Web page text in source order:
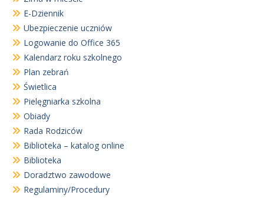
E-Dziennik
Ubezpieczenie uczniów
Logowanie do Office 365
Kalendarz roku szkolnego
Plan zebrań
Świetlica
Pielęgniarka szkolna
Obiady
Rada Rodziców
Biblioteka – katalog online
Biblioteka
Doradztwo zawodowe
Regulaminy/Procedury